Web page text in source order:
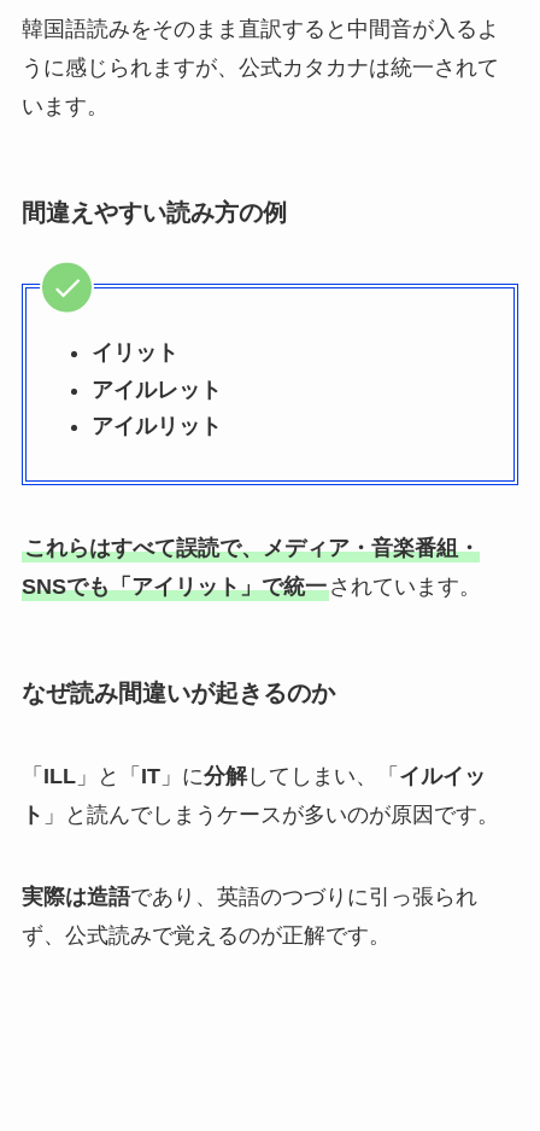
韓国語読みをそのまま直訳すると中間音が入るよ
うに感じられますが、公式カタカナは統一されて
います。
間違えやすい読み方の例
イリット
アイルレット
アイルリット
これらはすべて誤読で、メディア・音楽番組・
SNSでも「アイリット」で統一されています。
なぜ読み間違いが起きるのか
「 ILL」と「 IT」に分解してしまい、「 イルイッ
ト 」と読んでしまうケースが多いのが原因です。
実際は造語であり、英語のつづりに引っ張られ
ず、公式読みで覚えるのが正解です。